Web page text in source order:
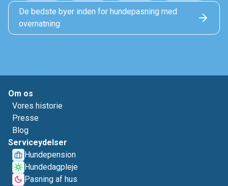
De bedste byer inden for hundepasning med
overnatning
Om os
Vores historie
Presse
Blog
Serviceydelser
Hundepension
Hundedagpleje
Pasning af hus